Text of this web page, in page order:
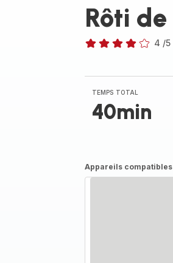
Rôti
étoiles
(moyenne)
4 /5
TEMPS TOTAL
40min
Appareils compatibles